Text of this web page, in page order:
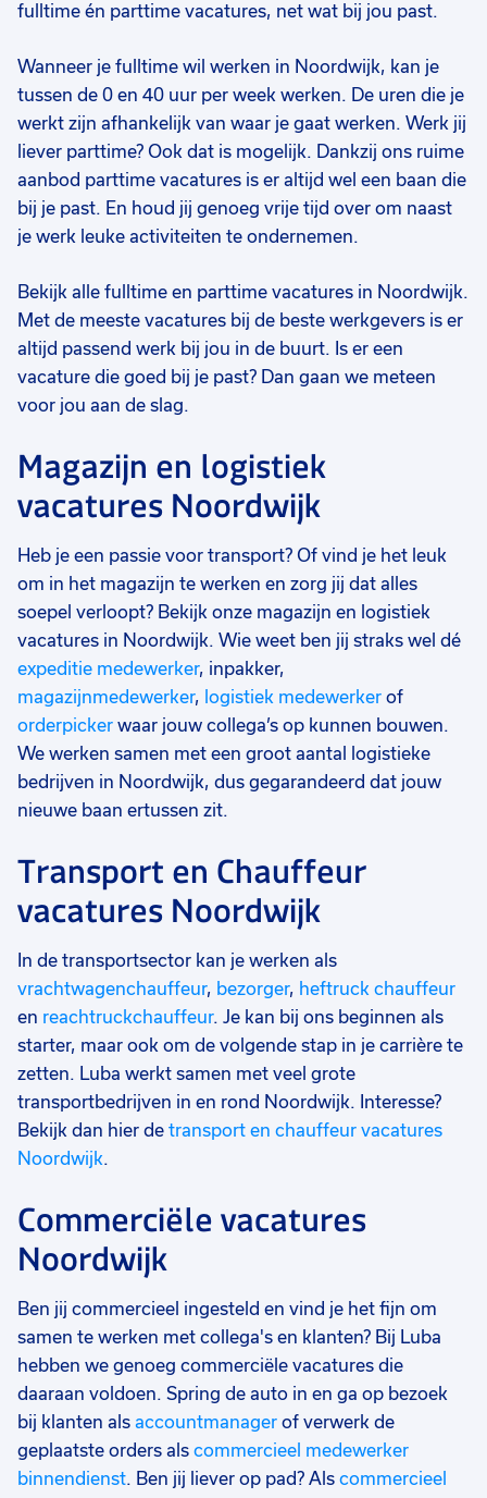
€ 14,99-€ 16,00 p.u. € 2.608,26-€ 2750 p.m.
fulltime én parttime vacatures, net wat bij jou past.
Wanneer je fulltime wil werken in Noordwijk, kan je
tussen de 0 en 40 uur per week werken. De uren die je
werkt zijn afhankelijk van waar je gaat werken. Werk jij
liever parttime? Ook dat is mogelijk. Dankzij ons ruime
aanbod parttime vacatures is er altijd wel een baan die
bij je past. En houd jij genoeg vrije tijd over om naast
je werk leuke activiteiten te ondernemen.
Bekijk alle fulltime en parttime vacatures in Noordwijk.
Met de meeste vacatures bij de beste werkgevers is er
altijd passend werk bij jou in de buurt. Is er een
vacature die goed bij je past? Dan gaan we meteen
voor jou aan de slag.
Magazijn en logistiek
vacatures Noordwijk
Heb je een passie voor transport? Of vind je het leuk
om in het magazijn te werken en zorg jij dat alles
soepel verloopt? Bekijk onze magazijn en logistiek
vacatures in Noordwijk. Wie weet ben jij straks wel dé
expeditie medewerker, inpakker,
magazijnmedewerker, logistiek medewerker of
orderpicker waar jouw collega’s op kunnen bouwen.
We werken samen met een groot aantal logistieke
bedrijven in Noordwijk, dus gegarandeerd dat jouw
nieuwe baan ertussen zit.
Transport en Chauffeur
vacatures Noordwijk
In de transportsector kan je werken als
vrachtwagenchauffeur, bezorger, heftruck chauffeur
en reachtruckchauffeur. Je kan bij ons beginnen als
starter, maar ook om de volgende stap in je carrière te
zetten. Luba werkt samen met veel grote
transportbedrijven in en rond Noordwijk. Interesse?
Bekijk dan hier de transport en chauffeur vacatures
Noordwijk.
Commerciële vacatures
Noordwijk
Ben jij commercieel ingesteld en vind je het fijn om
samen te werken met collega's en klanten? Bij Luba
hebben we genoeg commerciële vacatures die
daaraan voldoen. Spring de auto in en ga op bezoek
bij klanten als accountmanager of verwerk de
geplaatste orders als commercieel medewerker
binnendienst. Ben jij liever op pad? Als commercieel